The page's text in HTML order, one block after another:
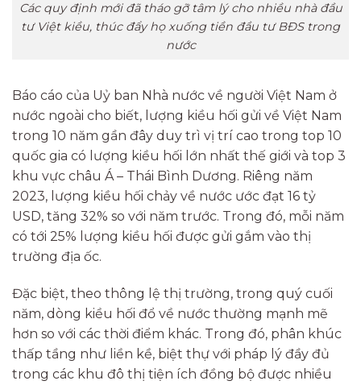
Các quy định mới đã tháo gỡ tâm lý cho nhiều nhà đầu
tư Việt kiều, thúc đẩy họ xuống tiền đầu tư BĐS trong
nước
Báo cáo của Uỷ ban Nhà nước về người Việt Nam ở
nước ngoài cho biết, lượng kiều hối gửi về Việt Nam
trong 10 năm gần đây duy trì vị trí cao trong top 10
quốc gia có lượng kiều hối lớn nhất thế giới và top 3
khu vực châu Á – Thái Bình Dương. Riêng năm
2023, lượng kiều hối chảy về nước ước đạt 16 tỷ
USD, tăng 32% so với năm trước. Trong đó, mỗi năm
có tới 25% lượng kiều hối được gửi gắm vào thị
trường địa ốc.
Đặc biệt, theo thông lệ thị trường, trong quý cuối
năm, dòng kiều hối đổ về nước thường mạnh mẽ
hơn so với các thời điểm khác. Trong đó, phân khúc
thấp tầng như liền kề, biệt thự với pháp lý đầy đủ
trong các khu đô thị tiện ích đồng bộ được nhiều